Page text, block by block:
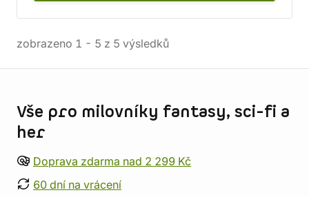
zobrazeno 1 - 5 z 5 výsledků
Vše pro milovníky fantasy, sci-fi a
her
Doprava zdarma nad 2 299 Kč
60 dní na vrácení